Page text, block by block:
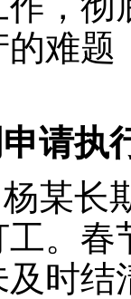
难题
请执
某长
。春
时